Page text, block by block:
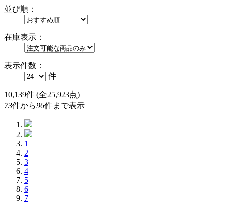
並び順：
在庫表示：
表示件数：
件
10,139件 (全25,923点)
73件から96件まで表示
1
2
3
4
5
6
7